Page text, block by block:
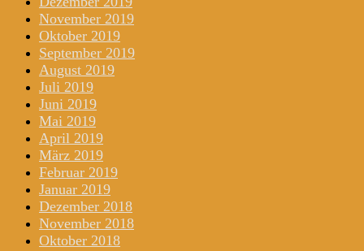
November 2019
Oktober 2019
September 2019
August 2019
Juli 2019
Juni 2019
Mai 2019
April 2019
März 2019
Februar 2019
Januar 2019
Dezember 2018
November 2018
Oktober 2018